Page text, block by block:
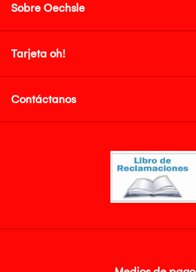
Sobre Oechsle
Tarjeta oh!
Contáctanos